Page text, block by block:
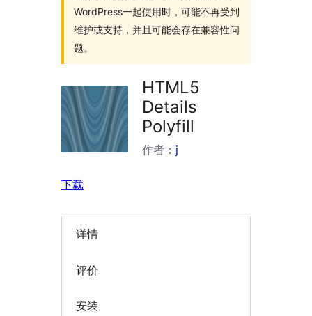
WordPress一起使用时，可能不再受到
维护或支持，并且可能会存在兼容性问
题。
HTML5
Details
Polyfill
作者： j
下载
详情
评价
安装